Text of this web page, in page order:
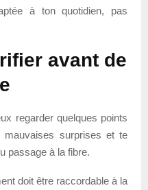
à ton quotidien, pas
avant de
regarder quelques points
mauvaises surprises et te
passage à la fibre.
doit être raccordable à la